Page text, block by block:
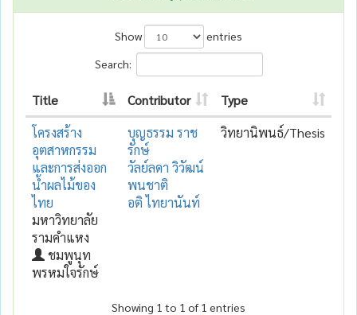
Show
entries
Search:
Title Contributor
Type
โครงสร้าง
อุตสาหกรรม
และการส่งออก
น้ำผลไม้ของ
ไทย
มหาวิทยาลัย
รามคำแหง
ชมพูนุท
พรหมใจรักษ์
บุญธรรม ราช
รักษ์
วัลย์ลดา วิวัฒน์
พนชาติ
อติ ไทยานันท์
วิทยานิพนธ์/Thesis
Showing 1 to 1 of 1 entries